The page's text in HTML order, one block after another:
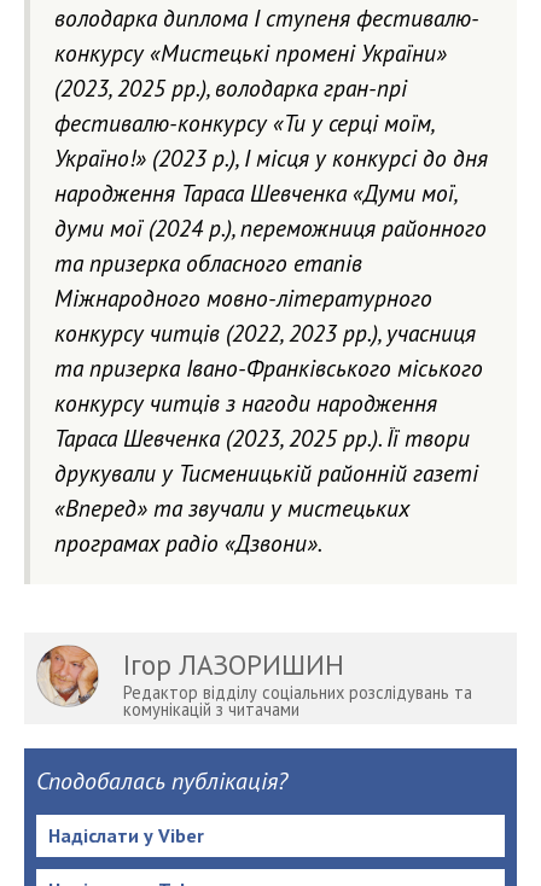
володарка диплома І ступеня фестивалю-
конкурсу «Мистецькі промені України»
(2023, 2025 рр.), володарка гран-прі
фестивалю-конкурсу «Ти у серці моїм,
Україно!» (2023 р.), І місця у конкурсі до дня
народження Тараса Шевченка «Думи мої,
думи мої (2024 р.), переможниця районного
та призерка обласного етапів
Міжнародного мовно-літературного
конкурсу читців (2022, 2023 рр.), учасниця
та призерка Івано-Франківського міського
конкурсу читців з нагоди народження
Тараса Шевченка (2023, 2025 рр.). Її твори
друкували у Тисменицькій районній газеті
«Вперед» та звучали у мистецьких
програмах радіо «Дзвони».
Ігор ЛАЗОРИШИН
Редактор відділу соціальних розслідувань та
комунікацій з читачами
Сподобалась публікація?
Надіслати у Viber